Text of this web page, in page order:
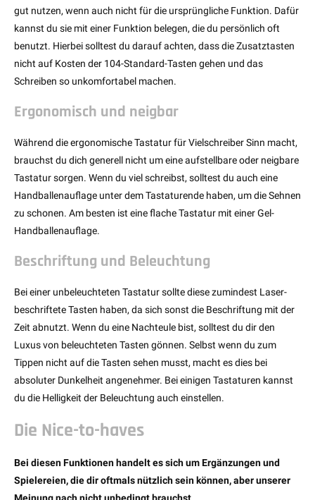
gut nutzen, wenn auch nicht für die ursprüngliche Funktion. Dafür
kannst du sie mit einer Funktion belegen, die du persönlich oft
benutzt. Hierbei solltest du darauf achten, dass die Zusatztasten
nicht auf Kosten der 104-Standard-Tasten gehen und das
Schreiben so unkomfortabel machen.
Ergonomisch und neigbar
Während die ergonomische Tastatur für Vielschreiber Sinn macht,
brauchst du dich generell nicht um eine aufstellbare oder neigbare
Tastatur sorgen. Wenn du viel schreibst, solltest du auch eine
Handballenauflage unter dem Tastaturende haben, um die Sehnen
zu schonen. Am besten ist eine flache Tastatur mit einer Gel-
Handballenauflage.
Beschriftung und Beleuchtung
Bei einer unbeleuchteten Tastatur sollte diese zumindest Laser-
beschriftete Tasten haben, da sich sonst die Beschriftung mit der
Zeit abnutzt. Wenn du eine Nachteule bist, solltest du dir den
Luxus von beleuchteten Tasten gönnen. Selbst wenn du zum
Tippen nicht auf die Tasten sehen musst, macht es dies bei
absoluter Dunkelheit angenehmer. Bei einigen Tastaturen kannst
du die Helligkeit der Beleuchtung auch einstellen.
Die Nice-to-haves
Bei diesen Funktionen handelt es sich um Ergänzungen und
Spielereien, die dir oftmals nützlich sein können, aber unserer